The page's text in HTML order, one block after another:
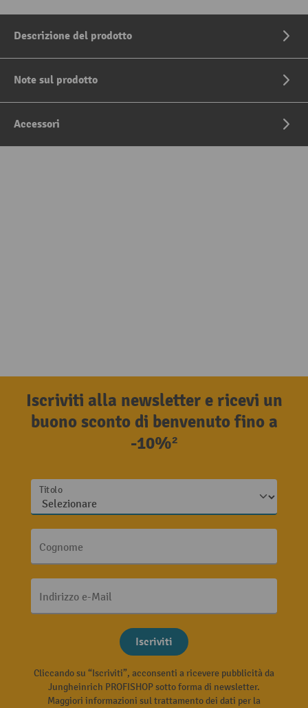
Descrizione del prodotto
Note sul prodotto
Accessori
Iscriviti alla newsletter e ricevi un
buono sconto di benvenuto fino a
-10%²
Titolo
Cognome
Indirizzo e-Mail
Iscriviti
Cliccando su “Iscriviti”, acconsenti a ricevere pubblicità da
Jungheinrich PROFISHOP sotto forma di newsletter.
Maggiori informazioni sul trattamento dei dati per la